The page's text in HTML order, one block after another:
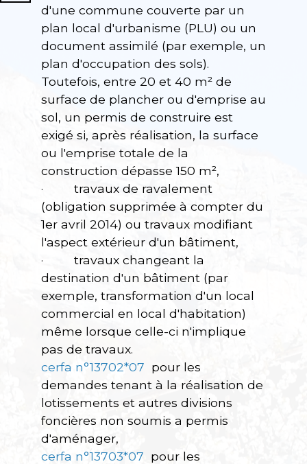
d'une commune couverte par un
plan local d'urbanisme (PLU) ou un
document assimilé (par exemple, un
plan d'occupation des sols).
Toutefois, entre 20 et 40 m² de
surface de plancher ou d'emprise au
sol, un permis de construire est
exigé si, après réalisation, la surface
ou l'emprise totale de la
construction dépasse 150 m²,
· travaux de ravalement
(obligation supprimée à compter du
1er avril 2014) ou travaux modifiant
l'aspect extérieur d'un bâtiment,
· travaux changeant la
destination d'un bâtiment (par
exemple, transformation d'un local
commercial en local d'habitation)
même lorsque celle-ci n'implique
pas de travaux.
cerfa n°13702*07 pour les
demandes tenant à la réalisation de
lotissements et autres divisions
foncières non soumis a permis
d'aménager,
cerfa n°13703*07 pour les